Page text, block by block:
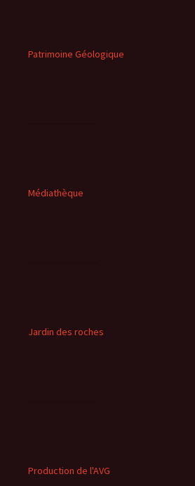
Patrimoine Géologique
Médiathèque
Jardin des roches
Production de l'AVG